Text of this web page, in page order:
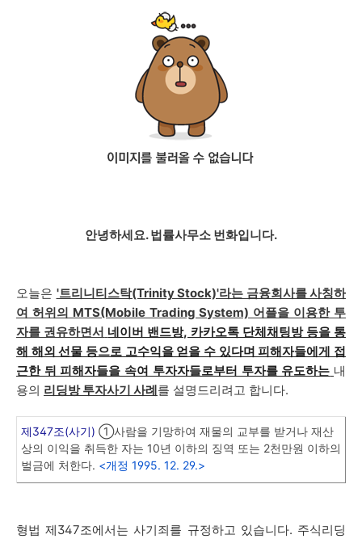
안녕하세요. 법률사무소 번화입니다.
오늘은 '트리니티스탁(Trinity Stock)'라는 금융회사를 사칭하
여 허위의 MTS(Mobile Trading System) 어플을 이용한 투
자를 권유하면서 네이버 밴드방, 카카오톡 단체채팅방 등을 통
해 해외 선물 등으로 고수익을 얻을 수 있다며 피해자들에게 접
근한 뒤 피해자들을 속여 투자자들로부터 투자를 유도하는 내
용의 리딩방 투자사기 사례를 설명드리려고 합니다.
제347조(사기) ①사람을 기망하여 재물의 교부를 받거나 재산
상의 이익을 취득한 자는 10년 이하의 징역 또는 2천만원 이하의
벌금에 처한다. <개정 1995. 12. 29.>
형법 제347조에서는 사기죄를 규정하고 있습니다. 주식리딩